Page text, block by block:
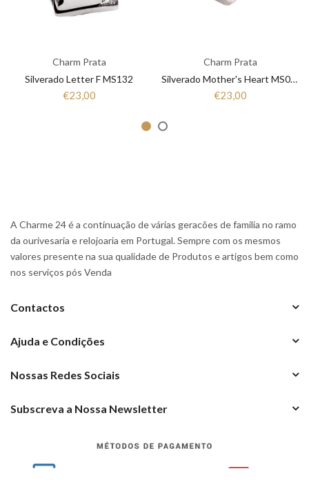
Charm Prata
Silverado Letter F MS132
€23,00
Charm Prata
Silverado Mother's Heart MS064
€23,00
A Charme 24 é a continuação de várias geracões de familia no ramo
da ourivesaria e relojoaria em Portugal. Sempre com os mesmos
valores presente na sua qualidade de Produtos e artigos bem como
nos serviços pós Venda
Contactos
Ajuda e Condições
Nossas Redes Sociais
Subscreva a Nossa Newsletter